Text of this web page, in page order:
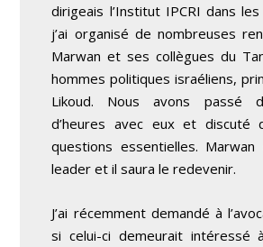
dirigeais l’Institut IPCRI dans
j’ai organisé de nombreuses
Marwan et ses collègues du
hommes politiques israéliens,
Likoud. Nous avons passé
d’heures avec eux et discuté
questions essentielles.
leader et il saura le redevenir.
J’ai récemment demandé à
si celui-ci demeurait intéressé